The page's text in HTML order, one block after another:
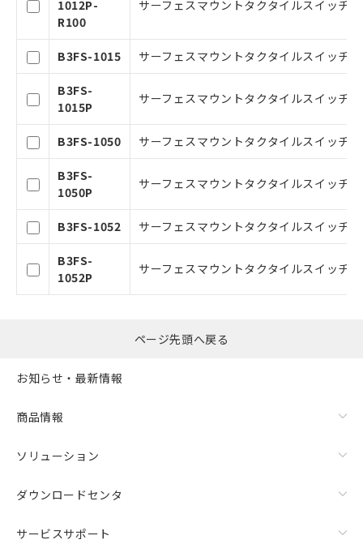
1012P-
R100
サーフェスマウントタクタイルスイッチ
B3FS-1015 サーフェスマウントタクタイルスイッチ
B3FS-
1015P
サーフェスマウントタクタイルスイッチ
B3FS-1050 サーフェスマウントタクタイルスイッチ
B3FS-
1050P
サーフェスマウントタクタイルスイッチ
B3FS-1052 サーフェスマウントタクタイルスイッチ
B3FS-
1052P
サーフェスマウントタクタイルスイッチ
ページ先頭へ戻る
お知らせ・最新情報
商品情報
ソリューション
ダウンロードセンタ
サービスサポート
空
白
受注生産機種、また在庫状況の
ビス）をご利用いただくには、I-Web
お客様が当ウェブサイト上で当社にご
および当社の共同利用者が、当社の製
引・商談に必要な範囲で利用すること
をご了承ください。
の共同利用に関して"
の「1.共同利